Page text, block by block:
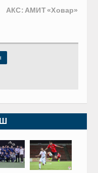
АКС: АМИТ «Ховар»